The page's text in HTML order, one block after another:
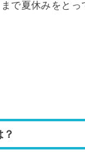
で夏休みをとっ